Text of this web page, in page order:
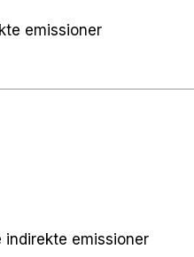
emissioner
indirekte emissioner